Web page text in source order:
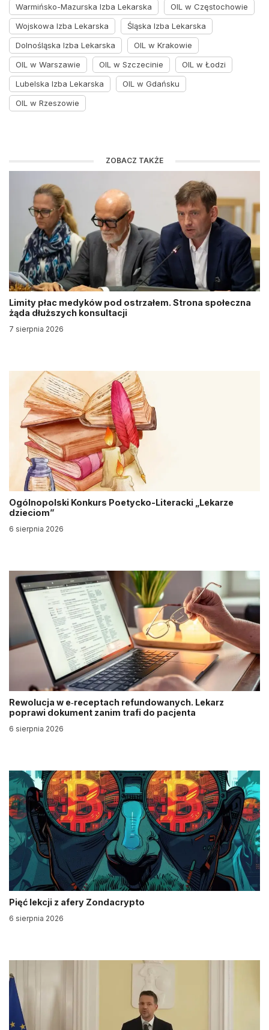
Warmińsko-Mazurska Izba Lekarska
OIL w Częstochowie
Wojskowa Izba Lekarska
Śląska Izba Lekarska
Dolnośląska Izba Lekarska
OIL w Krakowie
OIL w Warszawie
OIL w Szczecinie
OIL w Łodzi
Lubelska Izba Lekarska
OIL w Gdańsku
OIL w Rzeszowie
ZOBACZ TAKŻE
Limity płac medyków pod ostrzałem. Strona społeczna
żąda dłuższych konsultacji
7 sierpnia 2026
Ogólnopolski Konkurs Poetycko-Literacki „Lekarze
dzieciom”
6 sierpnia 2026
Rewolucja w e‑receptach refundowanych. Lekarz
poprawi dokument zanim trafi do pacjenta
6 sierpnia 2026
Pięć lekcji z afery Zondacrypto
6 sierpnia 2026